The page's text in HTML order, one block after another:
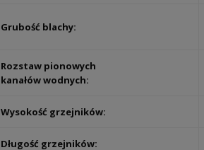
Grubość blachy:
Rozstaw pionowych
kanałów wodnych:
Wysokość grzejników:
Długość grzejników: